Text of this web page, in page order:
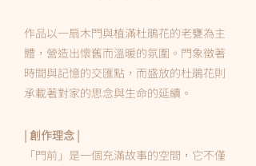
作品以一扇木門與植滿杜鵑花的老甕為主
體，營造出懷舊而溫暖的氛圍。門象徵著
時間與記憶的交匯點，而盛放的杜鵑花則
承載著對家的思念與生命的延續。
| 創作理念 |
「門前」是一個充滿故事的空間，它不僅